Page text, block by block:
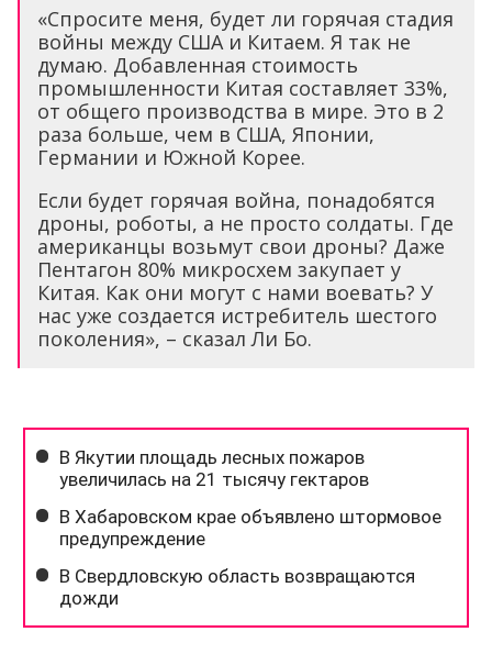
«Спросите меня, будет ли горячая стадия
войны между США и Китаем. Я так не
думаю. Добавленная стоимость
промышленности Китая составляет 33%,
от общего производства в мире. Это в 2
раза больше, чем в США, Японии,
Германии и Южной Корее.
Если будет горячая война, понадобятся
дроны, роботы, а не просто солдаты. Где
американцы возьмут свои дроны? Даже
Пентагон 80% микросхем закупает у
Китая. Как они могут с нами воевать? У
нас уже создается истребитель шестого
поколения», – сказал Ли Бо.